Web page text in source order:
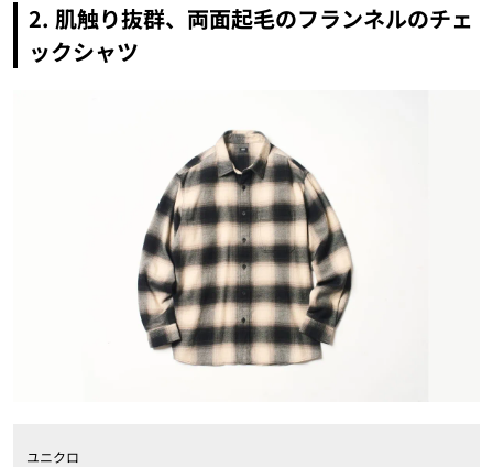
2. 肌触り抜群、両面起毛のフランネルのチェ
ックシャツ
ユニクロ